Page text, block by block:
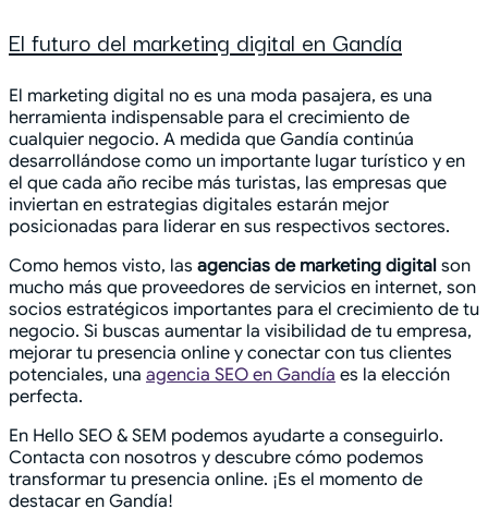
El futuro del marketing digital en Gandía
El marketing digital no es una moda pasajera, es una
herramienta indispensable para el crecimiento de
cualquier negocio. A medida que Gandía continúa
desarrollándose como un importante lugar turístico y en
el que cada año recibe más turistas, las empresas que
inviertan en estrategias digitales estarán mejor
posicionadas para liderar en sus respectivos sectores.
Como hemos visto, las agencias de marketing digital son
mucho más que proveedores de servicios en internet, son
socios estratégicos importantes para el crecimiento de tu
negocio. Si buscas aumentar la visibilidad de tu empresa,
mejorar tu presencia online y conectar con tus clientes
potenciales, una agencia SEO en Gandía es la elección
perfecta.
En Hello SEO & SEM podemos ayudarte a conseguirlo.
Contacta con nosotros y descubre cómo podemos
transformar tu presencia online. ¡Es el momento de
destacar en Gandía!